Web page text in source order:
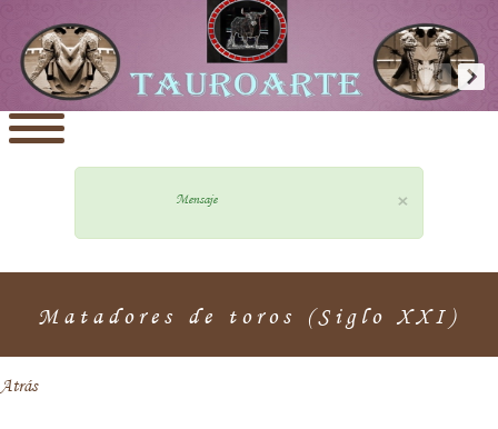
×
Mensaje
Matadores de toros (Siglo XXI)
Atrás